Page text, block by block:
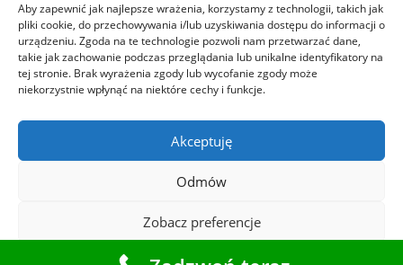
Aby zapewnić jak najlepsze wrażenia, korzystamy z technologii, takich jak
pliki cookie, do przechowywania i/lub uzyskiwania dostępu do informacji o
urządzeniu. Zgoda na te technologie pozwoli nam przetwarzać dane,
takie jak zachowanie podczas przeglądania lub unikalne identyfikatory na
tej stronie. Brak wyrażenia zgody lub wycofanie zgody może
niekorzystnie wpłynąć na niektóre cechy i funkcje.
Akceptuję
Odmów
Zobacz preferencje
Polityka prywatności i wykorzystywania plików
Cookies
Ochrona danych osobowych
Polityka plików cookies (EU)
Starostwo Powiatowe w Tarnowskich